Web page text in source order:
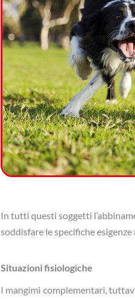
In tutti questi soggetti
soddisfare le specifiche
Situazioni fisiologiche
I mangimi complementari,